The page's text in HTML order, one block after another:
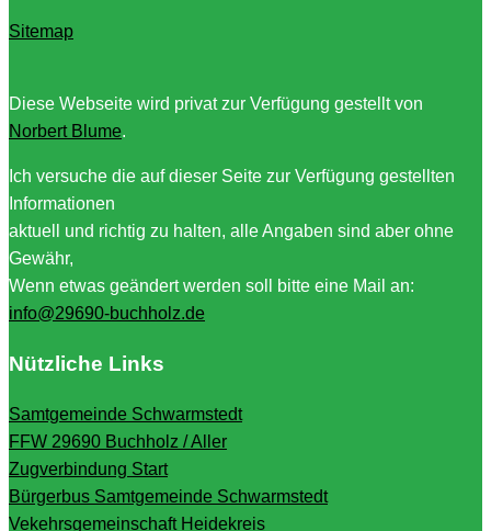
Sitemap
Diese Webseite wird privat zur Verfügung gestellt von
Norbert Blume.
Ich versuche die auf dieser Seite zur Verfügung gestellten
Informationen
aktuell und richtig zu halten, alle Angaben sind aber ohne
Gewähr,
Wenn etwas geändert werden soll bitte eine Mail an:
info@29690-buchholz.de
Nützliche Links
Samtgemeinde Schwarmstedt
FFW 29690 Buchholz / Aller
Zugverbindung Start
Bürgerbus Samtgemeinde Schwarmstedt
Vekehrsgemeinschaft Heidekreis